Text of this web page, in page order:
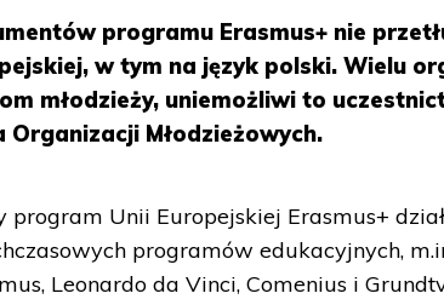
programu Erasmus+ nie
w tym na język polski. Wielu
młodzieży, uniemożliwi to
Organizacji Młodzieżowych.
program Unii Europejskiej Erasmus+
programów edukacyjnych,
Leonardo da Vinci, Comenius i